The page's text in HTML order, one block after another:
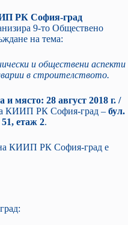
РК София-град
9-то Обществено
на темa:
и обществени аспекти
в строителството.
и място: 28 август 2018 г. /
КИИП РК София-град – бул.
етаж 2.
КИИП РК София-град е